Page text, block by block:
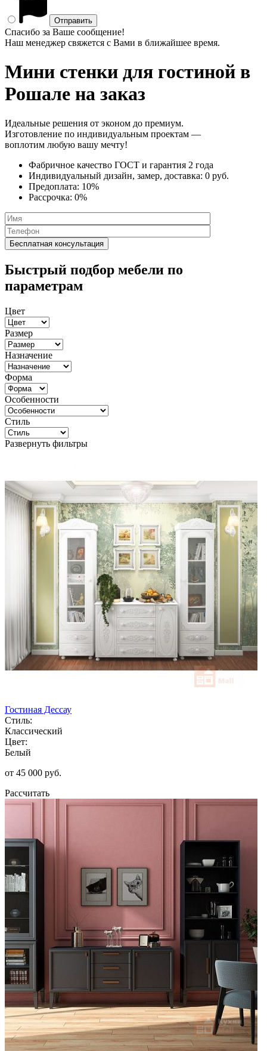
Спасибо за Ваше сообщение!
Наш менеджер свяжется с Вами в ближайшее время.
Мини стенки для гостиной в
Рошале на заказ
Идеальные решения от эконом до премиум.
Изготовление по индивидуальным проектам —
воплотим любую вашу мечту!
Фабричное качество ГОСТ и гарантия 2 года
Индивидуальный дизайн, замер, доставка: 0 руб.
Предоплата: 10%
Рассрочка: 0%
Быстрый подбор мебели по
параметрам
Цвет
Размер
Назначение
Форма
Особенности
Стиль
Развернуть фильтры
Гостиная Дессау
Стиль:
Классический
Цвет:
Белый
от 45 000 руб.
Рассчитать